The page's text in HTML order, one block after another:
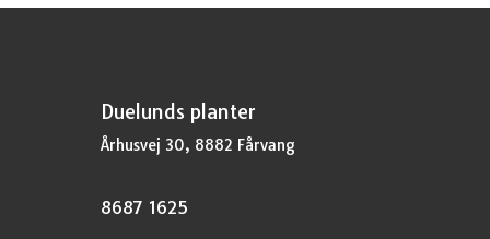
Duelunds planter
Århusvej 30, 8882 Fårvang
8687 1625